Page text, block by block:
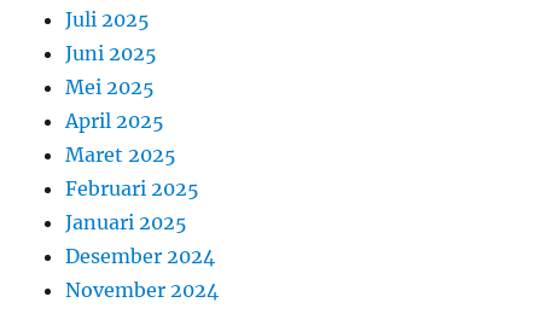
Juli 2025
Juni 2025
Mei 2025
April 2025
Maret 2025
Februari 2025
Januari 2025
Desember 2024
November 2024